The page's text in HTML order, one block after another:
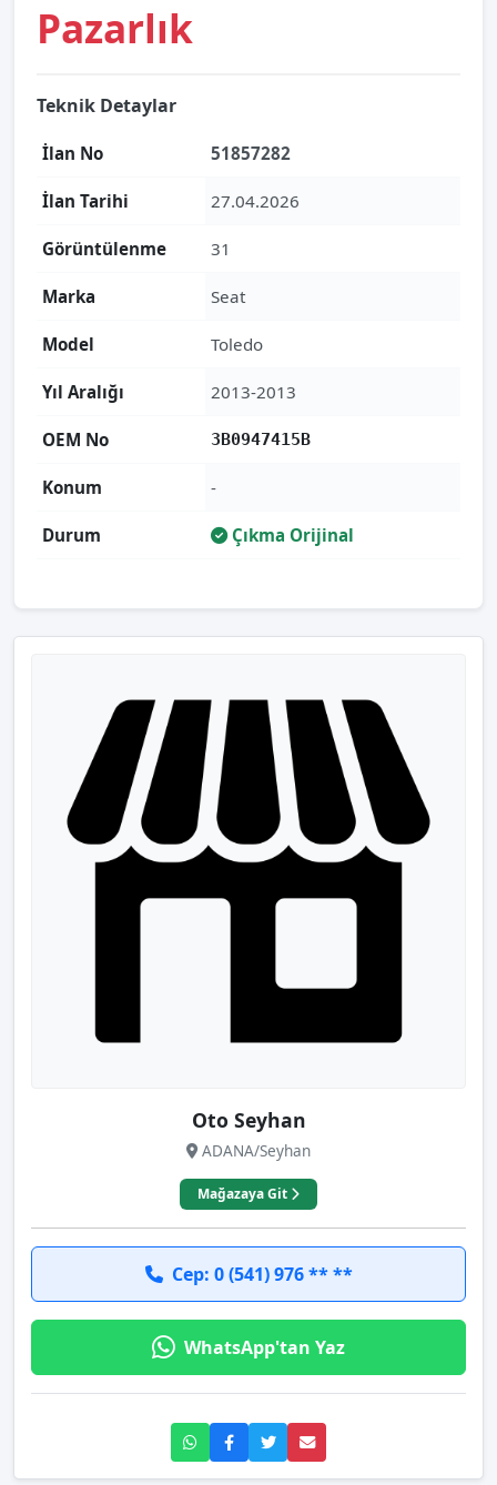
Pazarlık
Teknik Detaylar
İlan No 51857282
İlan Tarihi 27.04.2026
Görüntülenme 31
Marka Seat
Model Toledo
Yıl Aralığı 2013-2013
OEM No 3B0947415B
Konum -
Durum Çıkma Orijinal
Oto Seyhan
ADANA/Seyhan
Mağazaya Git
Cep: 0 (541) 976 ** **
WhatsApp'tan Yaz